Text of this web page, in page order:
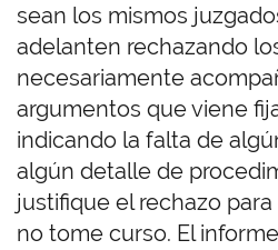
sean los mismos
adelanten rechazando
necesariamente
argumentos que viene
indicando la falta de
algún detalle de
justifique el rechazo
no tome curso. El